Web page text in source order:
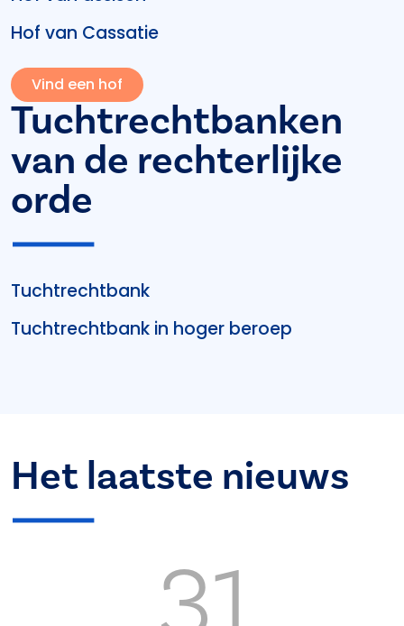
Hof van Cassatie
Vind een hof
Tuchtrechtbanken
van de rechterlijke
orde
Tuchtrechtbank
Tuchtrechtbank in hoger beroep
Het laatste nieuws